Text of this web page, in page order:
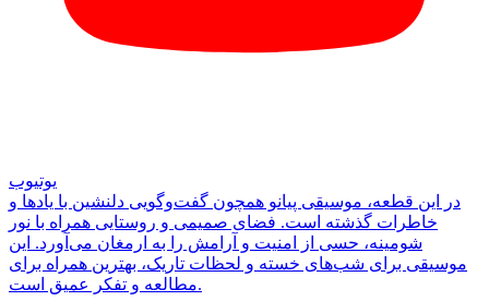
یوتیوب
در این قطعه، موسیقی پیانو همچون گفت‌وگویی دلنشین با یادها و
خاطرات گذشته است. فضای صمیمی و روستایی همراه با نور
شومینه، حسی از امنیت و آرامش را به ارمغان می‌آورد. این
موسیقی برای شب‌های خسته و لحظات تاریک، بهترین همراه برای
مطالعه و تفکر عمیق است.